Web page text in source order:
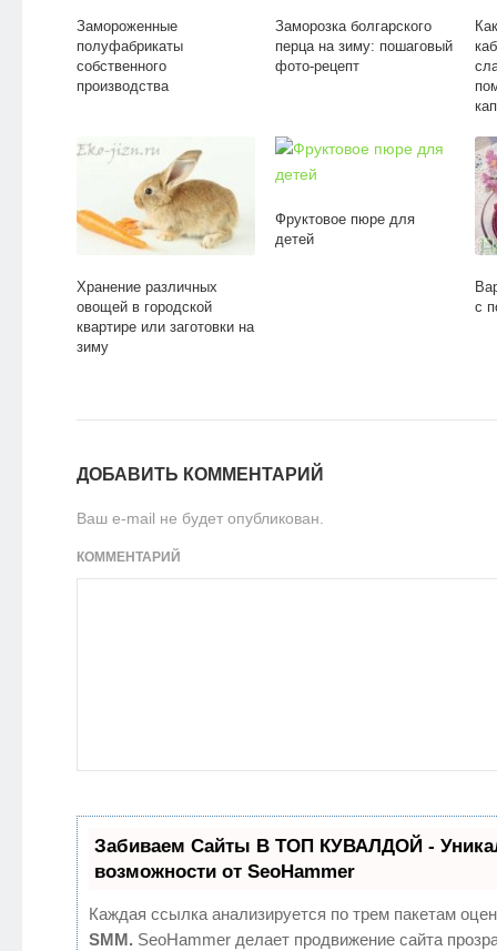
Замороженные
полуфабрикаты
собственного
производства
Заморозка болгарского
перца на зиму: пошаговый
фото-рецепт
Хранение различных
овощей в городской
квартире или заготовки на
зиму
Фруктовое пюре для
детей
с
ДОБАВИТЬ КОММЕНТАРИЙ
Ваш e-mail не будет опубликован.
КОММЕНТАРИЙ
Забиваем Сайты В ТОП КУВАЛДОЙ -
возможности от SeoHammer
Каждая ссылка анализируется по трем пакетам
SMM. SeoHammer делает продвижение сайта